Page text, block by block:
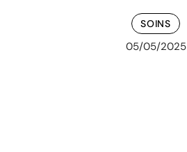
SOINS
05/05/2025